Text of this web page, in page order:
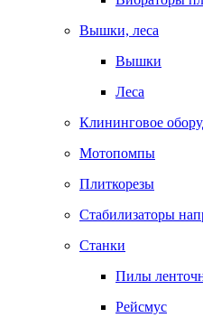
Вышки, леса
Вышки
Леса
Клининговое
Мотопомпы
Плиткорезы
Стабилизаторы
Станки
Пилы
Рейсмус